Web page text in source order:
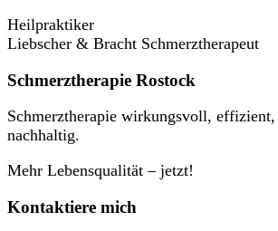
Heilpraktiker
Liebscher & Bracht Schmerztherapeut
Schmerztherapie Rostock
Schmerztherapie wirkungsvoll,
nachhaltig.
Mehr Lebensqualität – jetzt!
Kontaktiere mich